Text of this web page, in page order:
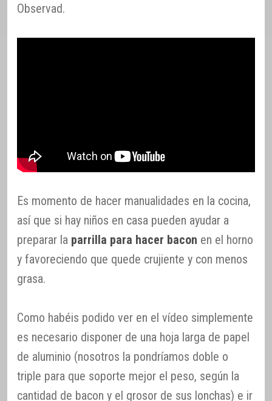
Observad.
Es momento de hacer manualidades en la cocina,
así que si hay niños en casa pueden ayudar a
preparar la parrilla para hacer bacon en el horno
y favoreciendo que quede crujiente y con menos
grasa.
Como habéis podido ver en el vídeo simplemente
es necesario disponer de una hoja larga de papel
de aluminio (nosotros la pondríamos doble o
triple para que soporte mejor el peso, según la
cantidad de bacon y el grosor de sus lonchas) e ir